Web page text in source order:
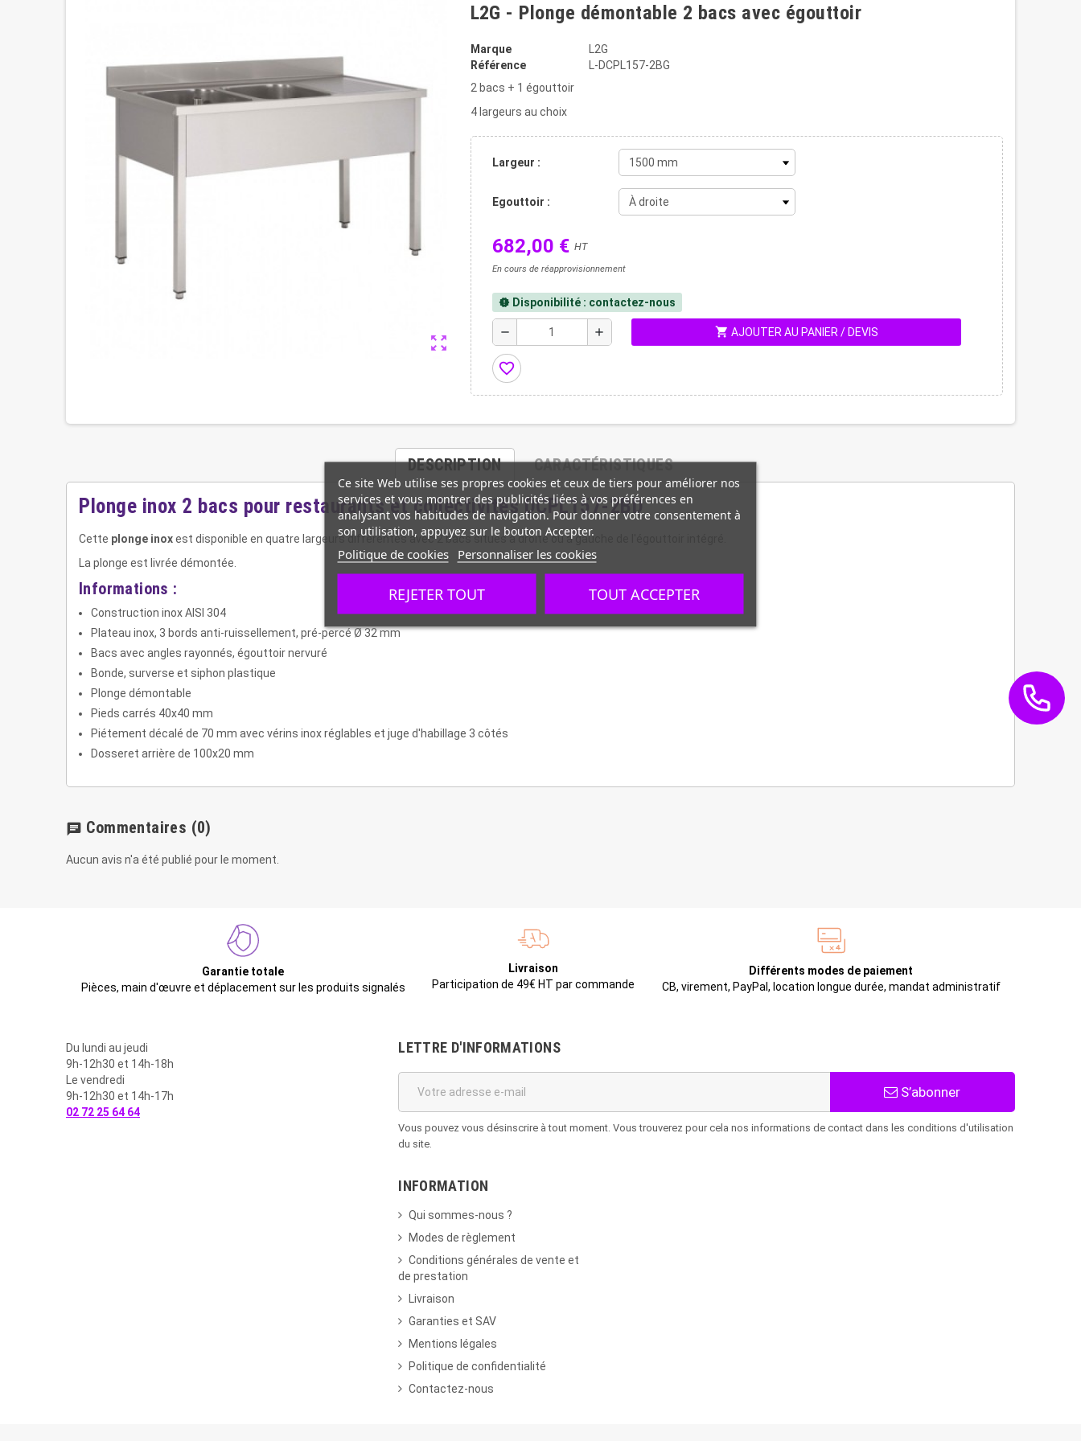
zoom_out_map
L2G - Plonge démontable 2 bacs avec égouttoir
Marque
L2G
Référence
L-DCPL157-2BG
2 bacs + 1 égouttoir
4 largeurs au choix
Largeur :
Egouttoir :
682,00 € HT
En cours de réapprovisionnement
new_releases Disponibilité : contactez-nous
remove add shopping_cart AJOUTER AU PANIER / DEVIS
favorite_border
DESCRIPTION CARACTÉRISTIQUES
Plonge inox 2 bacs pour restaurants et collectivités DCPL157-2BD
Cette plonge inoxest disponible en quatre largeurs différentes avec 2 bacs situés à droite ou à gauche de l'égouttoir intégré.
La plonge est livrée démontée.
Informations :
Construction inox AISI 304
Plateau inox, 3 bords anti-ruissellement, pré-percé Ø 32 mm
Bacs avec angles rayonnés, égouttoir nervuré
Bonde, surverse et siphon plastique
Plonge démontable
Pieds carrés 40x40 mm
Piétement décalé de 70 mm avec vérins inox réglables et juge d'habillage 3 côtés
Dosseret arrière de 100x20 mm
chat Commentaires (0)
Aucun avis n'a été publié pour le moment.
Garantie totale
Pièces, main d'œuvre et déplacement sur les produits signalés
Livraison
Participation de 49€ HT par commande
Différents modes de paiement
CB, virement, PayPal, location longue durée, mandat administratif
Du lundi au jeudi
9h-12h30 et 14h-18h
Le vendredi
9h-12h30 et 14h-17h
02 72 25 64 64
LETTRE D'INFORMATIONS
S’abonner
Vous pouvez vous désinscrire à tout moment. Vous trouverez pour cela nos informations de contact dans les conditions d'utilisation
du site.
INFORMATION
Qui sommes-nous ?
Modes de règlement
Conditions générales de vente et
de prestation
Livraison
Garanties et SAV
Mentions légales
Politique de confidentialité
Contactez-nous
Ce site Web utilise ses propres cookies et ceux de tiers pour améliorer nos
services et vous montrer des publicités liées à vos préférences en
analysant vos habitudes de navigation. Pour donner votre consentement à
son utilisation, appuyez sur le bouton Accepter.
Politique de cookies Personnaliser les cookies
REJETER TOUT TOUT ACCEPTER